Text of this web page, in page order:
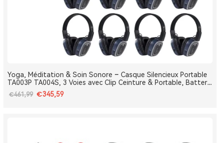
Yoga, Méditation & Soin Sonore – Casque Silencieux Portable
TA003P TA004S, 3 Voies avec Clip Ceinture & Portable, Batterie
Amovible, Bluetooth, Bass Boost
€461,99 €345,59